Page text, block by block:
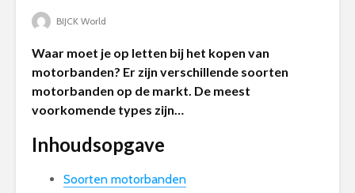
BIJCK World
Waar moet je op letten bij het kopen van
motorbanden? Er zijn verschillende soorten
motorbanden op de markt. De meest
voorkomende types zijn…
Inhoudsopgave
Soorten motorbanden